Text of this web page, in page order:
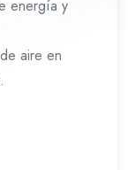
energía y
aire en